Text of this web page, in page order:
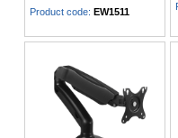
Product code: EW1511